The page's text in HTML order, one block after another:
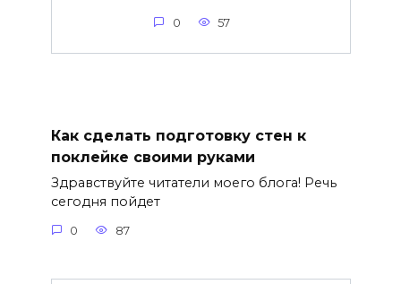
0 57
Как сделать подготовку стен к
поклейке своими руками
Здравствуйте читатели моего блога! Речь
сегодня пойдет
0 87